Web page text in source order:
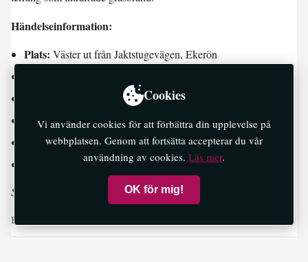
Händelseinformation:
Plats: Väster ut från Jaktstugevägen, Ekerön
brand ute – terräng
Lokalisering:Gräsbrand
Omfattning:Låg
Tid för larm:12:25
Sidan uppdateras om mer information blir tillgänglig.
Källa:
Cookies
Vi använder cookies för att förbättra din upplevelse på
webbplatsen. Genom att fortsätta accepterar du vår
användning av cookies. Läs mer.
OK för mig!